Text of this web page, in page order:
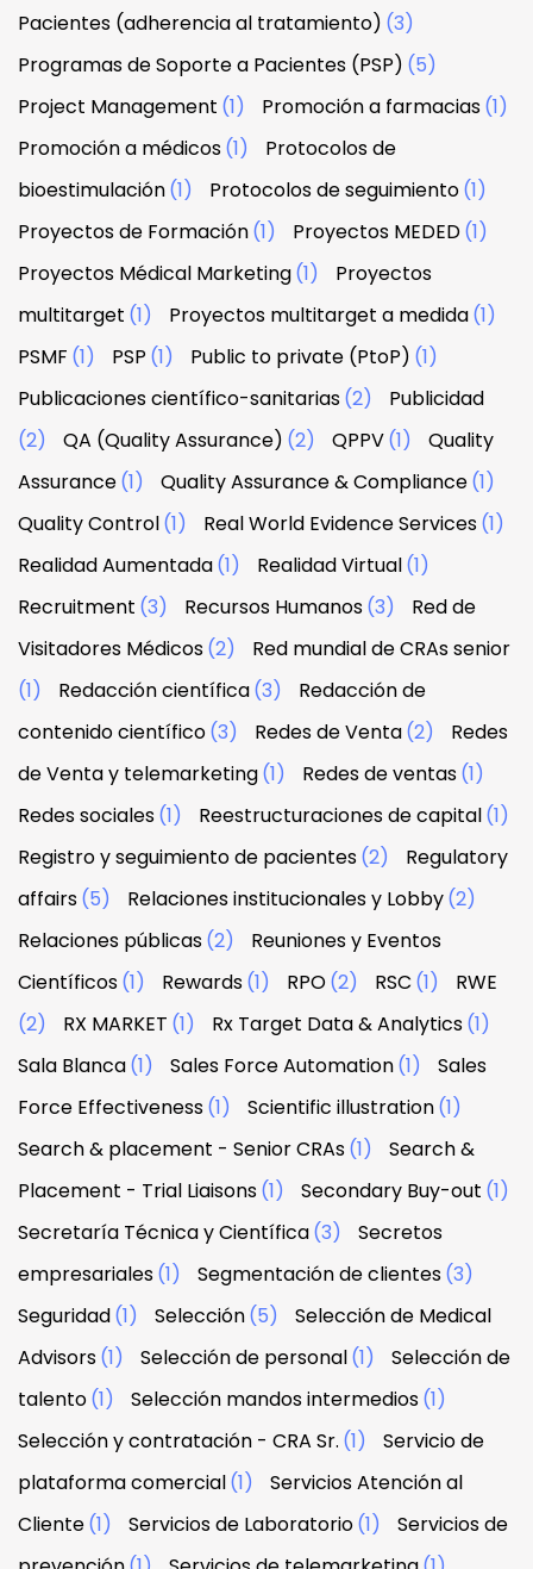
Pacientes (adherencia al tratamiento) (3)
Programas de Soporte a Pacientes (PSP) (5)
Project Management (1) Promoción a farmacias(1)
Promoción a médicos(1)
Protocolos de
bioestimulación(1) Protocolos de seguimiento(1)
Proyectos de Formación(1) Proyectos MEDED(1)
Proyectos Médical Marketing(1)
Proyectos
multitarget (1) Proyectos multitarget a medida(1)
PSMF (1) PSP (1) Public to private (PtoP) (1)
Publicaciones científico-sanitarias(2)
Publicidad
(2)
QA (Quality Assurance) (2) QPPV(1)
Quality
Assurance(1) Quality Assurance & Compliance(1)
Quality Control(1) Real World Evidence Services(1)
Realidad Aumentada(1) Realidad Virtual(1)
Recruitment (3) Recursos Humanos(3)
Red de
Visitadores Médicos(2)
Red mundial de CRAs senior
(1)
Redacción científica(3)
Redacción de
contenido científico(3) Redes de Venta(2)
Redes
de Venta y telemarketing(1) Redes de ventas(1)
Redes sociales(1) Reestructuraciones de capital(1)
Registro y seguimiento de pacientes(2)
Regulatory
affairs(5) Relaciones institucionales y Lobby(2)
Relaciones públicas(2)
Reuniones y Eventos
Científicos(1) Rewards(1) RPO(2) RSC (1)
RWE
(2)
RX MARKET (1) Rx Target Data & Analytics(1)
Sala Blanca(1) Sales Force Automation(1)
Sales
Force Effectiveness(1) Scientific illustration(1)
Search & placement - Senior CRAs(1)
Search &
Placement - Trial Liaisons(1) Secondary Buy-out (1)
Secretaría Técnica y Científica(3)
Secretos
empresariales(1) Segmentación de clientes(3)
Seguridad(1) Selección(5)
Selección de Medical
Advisors(1) Selección de personal(1)
Selección de
talento(1) Selección mandos intermedios(1)
Selección y contratación - CRA Sr. (1)
Servicio de
plataforma comercial(1)
Servicios Atención al
Cliente(1) Servicios de Laboratorio(1)
Servicios de